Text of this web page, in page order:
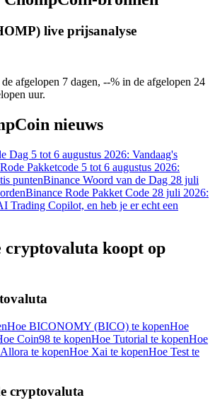
live prijsanalyse
afgelopen 7 dagen, --% in de afgelopen 24
uur.
nieuws
Dag 5 tot 6 augustus 2026: Vandaag's
Pakketcode 5 tot 6 augustus 2026:
puntenBinance Woord van de Dag 28 juli
Binance Rode Pakket Code 28 juli 2026:
Trading Copilot, en heb je er echt een
cryptovaluta koopt op
Hoe BICONOMY (BICO) te kopenHoe
Coin98 te kopenHoe Tutorial te kopenHoe
te kopenHoe Xai te kopenHoe Test te
cryptovaluta